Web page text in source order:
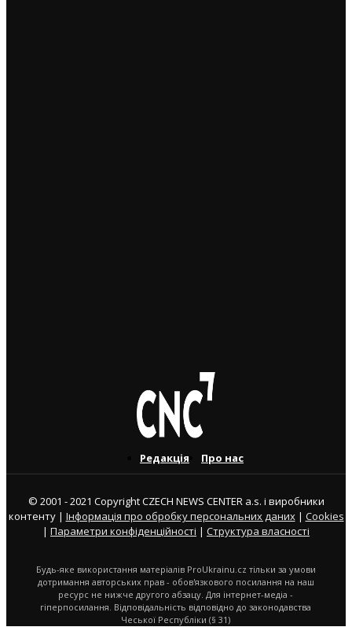
Редакція Про нас
© 2001 - 2021 Copyright CZECH NEWS CENTER a.s. і виробники
контенту | Інформація про обробку персональних даних| Cookies
| Параметри конфіденційності | Структура власності
Будь-яке використання матеріалів ProUkrainu.cz тільки за умови
дотримання авторських прав - обов'язкового посилання на наш
ресурс не нижче другого абзацу. Для інтернет-медіа -
гіперпосилання. Відповідальність відповідно до законодавства
Чеської Республіки (§ 31)